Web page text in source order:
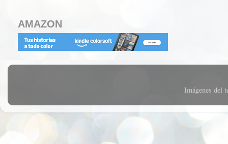
AMAZON
Imágenes del